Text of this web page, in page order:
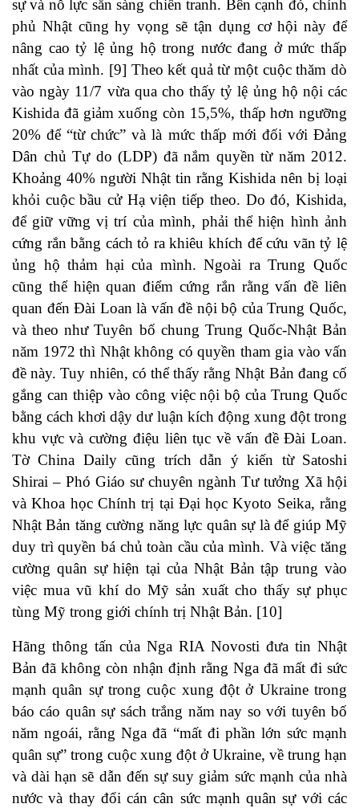
sự và nỗ lực sẵn sàng chiến tranh. Bên cạnh đó, chính
phủ Nhật cũng hy vọng sẽ tận dụng cơ hội này để
nâng cao tỷ lệ ủng hộ trong nước đang ở mức thấp
nhất của mình. [9] Theo kết quả từ một cuộc thăm dò
vào ngày 11/7 vừa qua cho thấy tỷ lệ ủng hộ nội các
Kishida đã giảm xuống còn 15,5%, thấp hơn ngưỡng
20% ​​để “từ chức” và là mức thấp mới đối với Đảng
Dân chủ Tự do (LDP) đã nắm quyền từ năm 2012.
Khoảng 40% người Nhật tin rằng Kishida nên bị loại
khỏi cuộc bầu cử Hạ viện tiếp theo. Do đó, Kishida,
để giữ vững vị trí của mình, phải thể hiện hình ảnh
cứng rắn bằng cách tỏ ra khiêu khích để cứu vãn tỷ lệ
ủng hộ thảm hại của mình. Ngoài ra Trung Quốc
cũng thể hiện quan điểm cứng rắn rằng vấn đề liên
quan đến Đài Loan là vấn đề nội bộ của Trung Quốc,
và theo như Tuyên bố chung Trung Quốc-Nhật Bản
năm 1972 thì Nhật không có quyền tham gia vào vấn
đề này. Tuy nhiên, có thể thấy rằng Nhật Bản đang cố
gắng can thiệp vào công việc nội bộ của Trung Quốc
bằng cách khơi dậy dư luận kích động xung đột trong
khu vực và cường điệu liên tục về vấn đề Đài Loan.
Tờ China Daily cũng trích dẫn ý kiến từ Satoshi
Shirai – Phó Giáo sư chuyên ngành Tư tưởng Xã hội
và Khoa học Chính trị tại Đại học Kyoto Seika, rằng
Nhật Bản tăng cường năng lực quân sự là để giúp Mỹ
duy trì quyền bá chủ toàn cầu của mình. Và việc tăng
cường quân sự hiện tại của Nhật Bản tập trung vào
việc mua vũ khí do Mỹ sản xuất cho thấy sự phục
tùng Mỹ trong giới chính trị Nhật Bản. [10]
Hãng thông tấn của Nga RIA Novosti đưa tin Nhật
Bản đã không còn nhận định rằng Nga đã mất đi sức
mạnh quân sự trong cuộc xung đột ở Ukraine trong
báo cáo quân sự sách trắng năm nay so với tuyên bố
năm ngoái, rằng Nga đã “mất đi phần lớn sức mạnh
quân sự” trong cuộc xung đột ở Ukraine, về trung hạn
và dài hạn sẽ dẫn đến sự suy giảm sức mạnh của nhà
nước và thay đổi cán cân sức mạnh quân sự với các